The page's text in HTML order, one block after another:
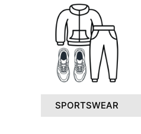
SPORTSWEAR